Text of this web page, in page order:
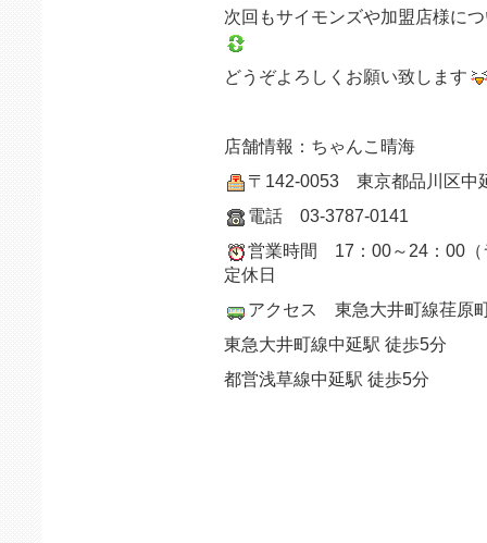
次回もサイモンズや加盟店様に
どうぞよろしくお願い致します
店舗情報：ちゃんこ晴海
〒142-0053 東京都品川区中
電話 03-3787-0141
営業時間 17：00～24：00
定休日
アクセス 東急大井町線荏原
東急大井町線中延駅 徒歩5分
都営浅草線中延駅 徒歩5分